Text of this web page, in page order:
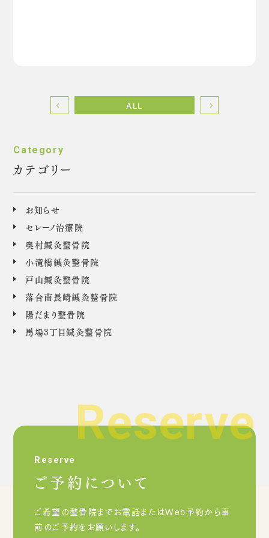
カテゴリー
お知らせ
セレーノ治療院
奥村鍼灸整骨院
小滝橋鍼灸整骨院
戸山鍼灸整骨院
落合南長崎鍼灸整骨院
陽だまり整骨院
馬場3丁目鍼灸整骨院
ALL
ご予約について
ご希望の整骨院までお電話またはWeb予約から事
前のご予約をお願いします。
Reserve